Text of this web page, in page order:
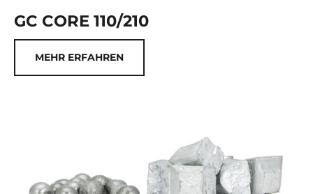
GC CORE 110/210
MEHR ERFAHREN